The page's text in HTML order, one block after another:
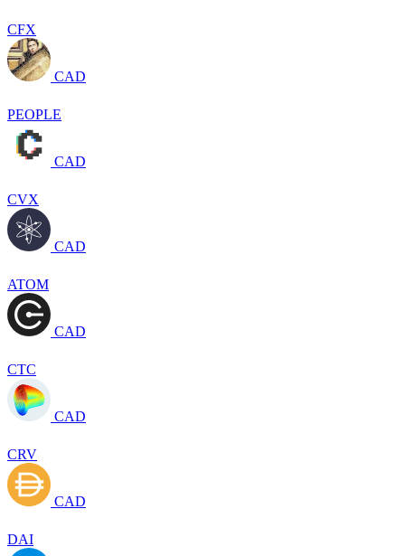
CFX
CAD
PEOPLE
CAD
CVX
CAD
ATOM
CAD
CTC
CAD
CRV
CAD
DAI